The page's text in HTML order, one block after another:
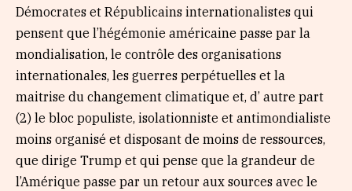
Démocrates et Républicains internationalistes qui
pensent que l’hégémonie américaine passe par la
mondialisation, le contrôle des organisations
internationales, les guerres perpétuelles et la
maitrise du changement climatique et, d’ autre part
(2) le bloc populiste, isolationniste et antimondialiste
moins organisé et disposant de moins de ressources,
que dirige Trump et qui pense que la grandeur de
l’Amérique passe par un retour aux sources avec le